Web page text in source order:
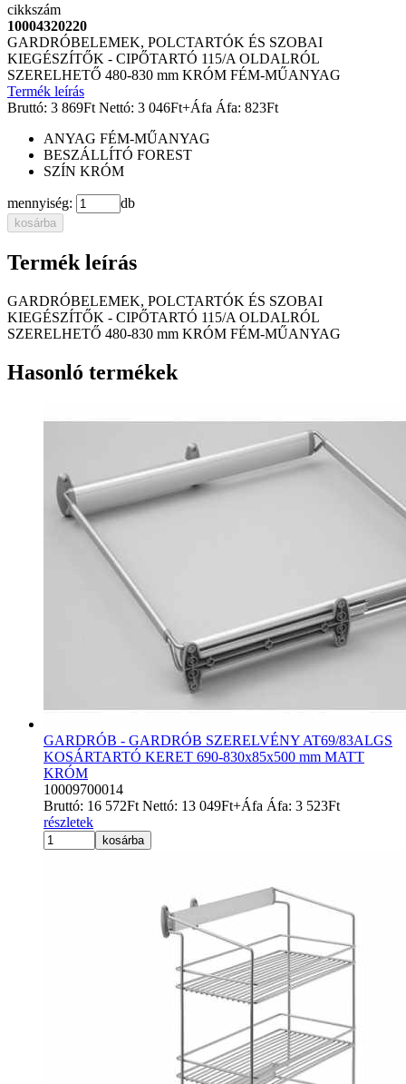
cikkszám
10004320220
GARDRÓBELEMEK, POLCTARTÓK ÉS SZOBAI
KIEGÉSZÍTŐK - CIPŐTARTÓ 115/A OLDALRÓL
SZERELHETŐ 480-830 mm KRÓM FÉM-MŰANYAG
Termék leírás
Bruttó: 3 869Ft Nettó: 3 046Ft+Áfa Áfa: 823Ft
ANYAG FÉM-MŰANYAG
BESZÁLLÍTÓ FOREST
SZÍN KRÓM
mennyiség: db
kosárba
Termék leírás
GARDRÓBELEMEK, POLCTARTÓK ÉS SZOBAI
KIEGÉSZÍTŐK - CIPŐTARTÓ 115/A OLDALRÓL
SZERELHETŐ 480-830 mm KRÓM FÉM-MŰANYAG
Hasonló termékek
GARDRÓB - GARDRÓB SZERELVÉNY AT69/83ALGS
KOSÁRTARTÓ KERET 690-830x85x500 mm MATT
KRÓM
10009700014
Bruttó: 16 572Ft Nettó: 13 049Ft+Áfa Áfa: 3 523Ft
részletek
kosárba